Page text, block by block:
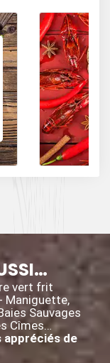
vert frit
Maniguette,
Sauvages
Cîmes…
appréciés de